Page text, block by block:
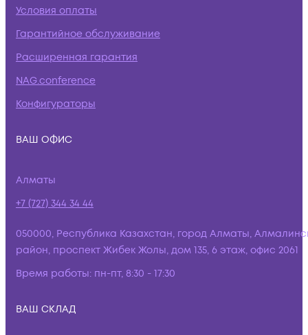
Условия оплаты
Гарантийное обслуживание
Расширенная гарантия
NAG.conference
Конфигураторы
ВАШ ОФИС
Алматы
+7 (727) 344 34 44
050000, Республика Казахстан, город Алматы,
район, проспект Жибек Жолы, дом 135, 6 этаж, офис 2061
Время работы: пн-пт, 8:30 - 17:30
ВАШ СКЛАД